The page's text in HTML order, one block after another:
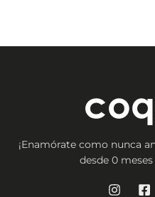
¡Enamórate como nunca
desde 0